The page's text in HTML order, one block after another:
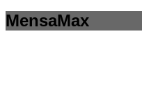
MensaMax